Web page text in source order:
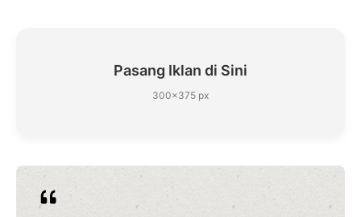
Pasang Iklan di Sini
300×375 px